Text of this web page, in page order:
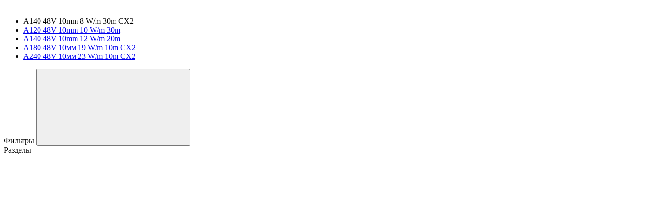
A140 48V 10mm 8 W/m 30m CX2
A120 48V 10mm 10 W/m 30m
A140 48V 10mm 12 W/m 20m
A180 48V 10мм 19 W/m 10m CX2
A240 48V 10мм 23 W/m 10m CX2
Фильтры
Разделы